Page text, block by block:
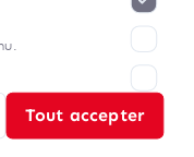
Honoraires
2% HT du
prix de
vente HT, à
Tout accepter